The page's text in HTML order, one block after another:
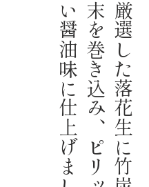
厳
選
し
た
落
花
生
に
竹
炭
の
微
粉
末
を
巻
き
込
み
、
ピ
リ
ッ
と
甘
辛
い
醤
油
味
に
仕
上
げ
ま
し
た
。